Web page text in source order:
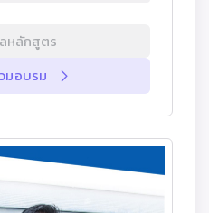
หลักสูตร
มอบรม